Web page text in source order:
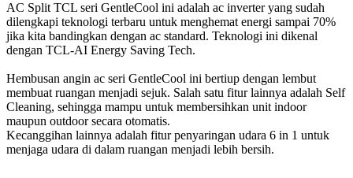
AC Split TCL seri GentleCool ini adalah ac inverter yang sudah
dilengkapi teknologi terbaru untuk menghemat energi sampai 70%
jika kita bandingkan dengan ac standard. Teknologi ini dikenal
dengan TCL-AI Energy Saving Tech.
Hembusan angin ac seri GentleCool ini bertiup dengan lembut
membuat ruangan menjadi sejuk. Salah satu fitur lainnya adalah Self
Cleaning, sehingga mampu untuk membersihkan unit indoor
maupun outdoor secara otomatis.
Kecanggihan lainnya adalah fitur penyaringan udara 6 in 1 untuk
menjaga udara di dalam ruangan menjadi lebih bersih.